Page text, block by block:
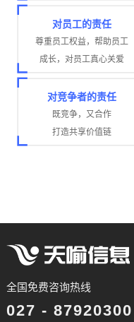
对员工的责任
尊重员工权益，帮助员工
成长，对员工真心关爱
对竞争者的责任
既竞争，又合作
打造共享价值链
全国免费咨询热线
027 - 87920300